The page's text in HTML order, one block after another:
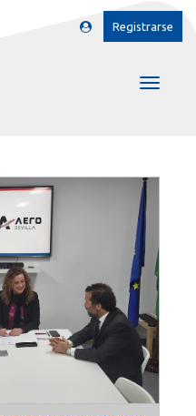
Registrarse